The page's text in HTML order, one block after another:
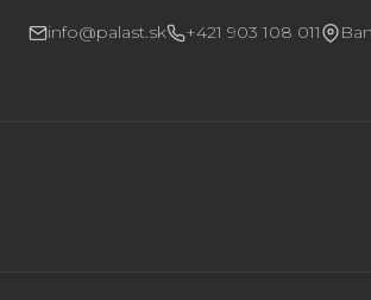
info@palast.sk +421 903 108 011